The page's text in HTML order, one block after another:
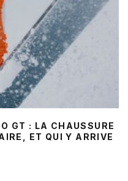
GT : LA CHAUSSURE
ET QUI Y ARRIVE